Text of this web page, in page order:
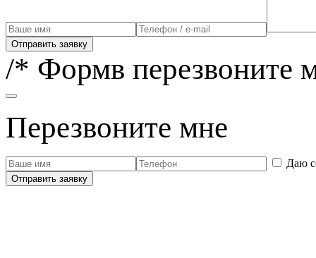
Отправить заявку
/* Формв перезвоните
Перезвоните мне
Даю
Отправить заявку